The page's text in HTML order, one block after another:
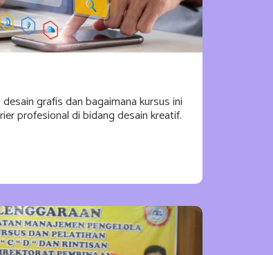
grafis dan bagaimana kursus ini
profesional di bidang desain kreatif.